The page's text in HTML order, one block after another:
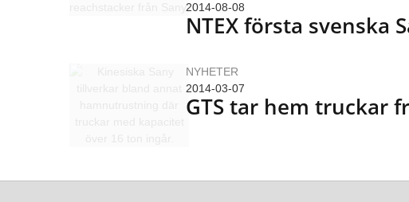
2014-08-08
NTEX första svenska
NYHETER
2014-03-07
GTS tar hem truckar